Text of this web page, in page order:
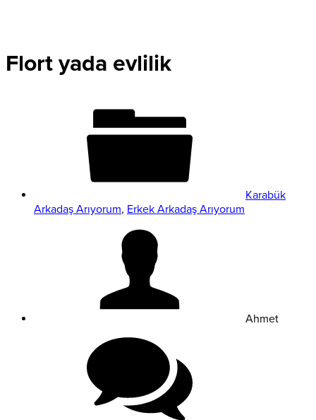
Flort yada evlilik
Karabük
Arkadaş Arıyorum, Erkek Arkadaş Arıyorum
Ahmet